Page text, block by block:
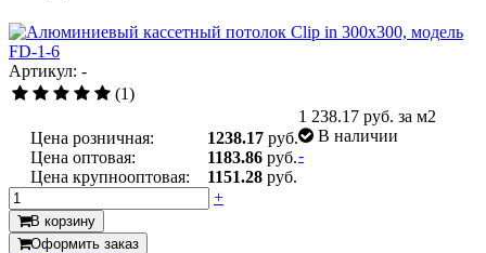
Артикул: -
(1)
Цена розничная: 1238.17 руб.
Цена оптовая:
1183.86 руб.
Цена крупнооптовая:
1151.28 руб.
1 238.17 руб. за м2
В наличии
-
+
В корзину
Оформить заказ